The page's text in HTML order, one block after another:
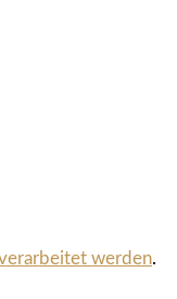
werden.